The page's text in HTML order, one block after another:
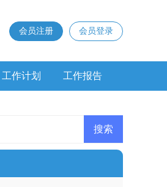
会员登录
会员注册
工作计划 工作报告